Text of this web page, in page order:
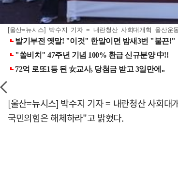
[울산=뉴시스] 박수지 기자 = 내란청산 사회대개혁 울산
[울산=뉴시스] 박수지 기자 = 내란청산 사회
국민의힘은 해체하라"고 밝혔다.